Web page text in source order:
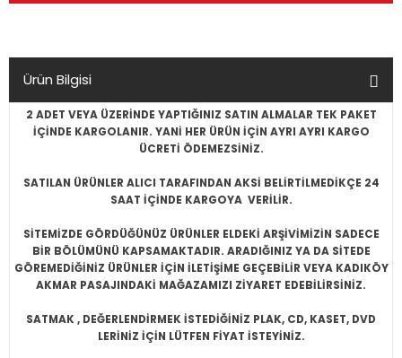
Ürün Bilgisi
2 ADET VEYA ÜZERİNDE YAPTIĞINIZ SATIN ALMALAR TEK PAKET
İÇİNDE KARGOLANIR. YANİ HER ÜRÜN İÇİN AYRI AYRI KARGO
ÜCRETİ ÖDEMEZSİNİZ.
SATILAN ÜRÜNLER ALICI TARAFINDAN AKSİ BELİRTİLMEDİKÇE 24
SAAT İÇİNDE KARGOYA VERİLİR.
SİTEMİZDE GÖRDÜĞÜNÜZ ÜRÜNLER ELDEKİ ARŞİVİMİZİN SADECE
BİR BÖLÜMÜNÜ KAPSAMAKTADIR. ARADIĞINIZ YA DA SİTEDE
GÖREMEDİĞİNİZ ÜRÜNLER İÇİN İLETİŞİME GEÇEBİLİR VEYA KADIKÖY
AKMAR PASAJINDAKİ MAĞAZAMIZI ZİYARET EDEBİLİRSİNİZ.
SATMAK , DEĞERLENDİRMEK İSTEDİĞİNİZ PLAK, CD, KASET, DVD
LERİNİZ İÇİN LÜTFEN FİYAT İSTEYİNİZ.